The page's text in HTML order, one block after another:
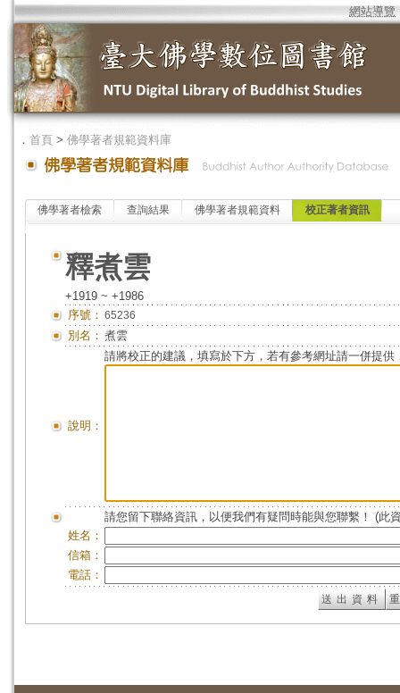
網站導覽
． 首頁 > 佛學著者規範資料庫
佛學著者檢索 查詢結果 佛學著者規範資料 校正著者資訊
釋煮雲
+1919 ~ +1986
序號： 65236
別名： 煮雲
說明：
請將校正的建議，填寫於下方，若有參考網址請一併提供
請您留下聯絡資訊，以便我們有疑問時能與您聯繫！ (此
姓名：
信箱：
電話：